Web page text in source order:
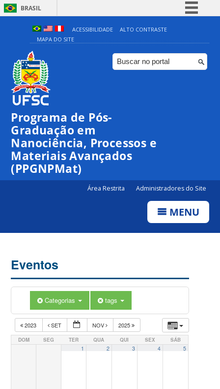
BRASIL
Simplifique!
Comunica BR
Participe
ACESSIBILIDADE
ALTO CONTRASTE
MAPA DO SITE
Programa de Pós-
Graduação em
Nanociência, Processos e
Materiais Avançados
(PPGNPMat)
Área Restrita Administradores do Site
MENU
Eventos
Categorias tags
2023 SET NOV 2025
DOM SEG TER QUA QUI SEX SÁB
1 2 3 4 5